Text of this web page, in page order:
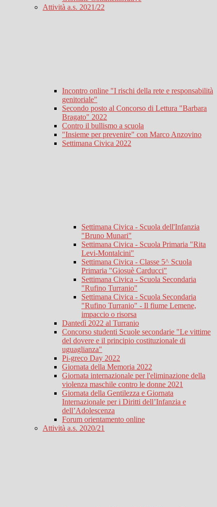
Attività a.s. 2021/22
Incontro online "I rischi della rete e responsabilità
genitoriale"
Secondo posto al Concorso di Lettura "Barbara
Bragato" 2022
Contro il bullismo a scuola
"Insieme per prevenire" con Marco Anzovino
Settimana Civica 2022
Settimana Civica - Scuola dell'Infanzia
"Bruno Munari"
Settimana Civica - Scuola Primaria "Rita
Levi-Montalcini"
Settimana Civica - Classe 5^ Scuola
Primaria "Giosuè Carducci"
Settimana Civica - Scuola Secondaria
"Rufino Turranio"
Settimana Civica - Scuola Secondaria
"Rufino Turranio" - Il fiume Lemene,
impaccio o risorsa
Dantedì 2022 al Turranio
Concorso studenti Scuole secondarie "Le vittime
del dovere e il principio costituzionale di
uguaglianza"
Pi-greco Day 2022
Giornata della Memoria 2022
Giornata internazionale per l'eliminazione della
violenza maschile contro le donne 2021
Giornata della Gentilezza e Giornata
Internazionale per i Diritti dell’Infanzia e
dell’Adolescenza
Forum orientamento online
Attività a.s. 2020/21